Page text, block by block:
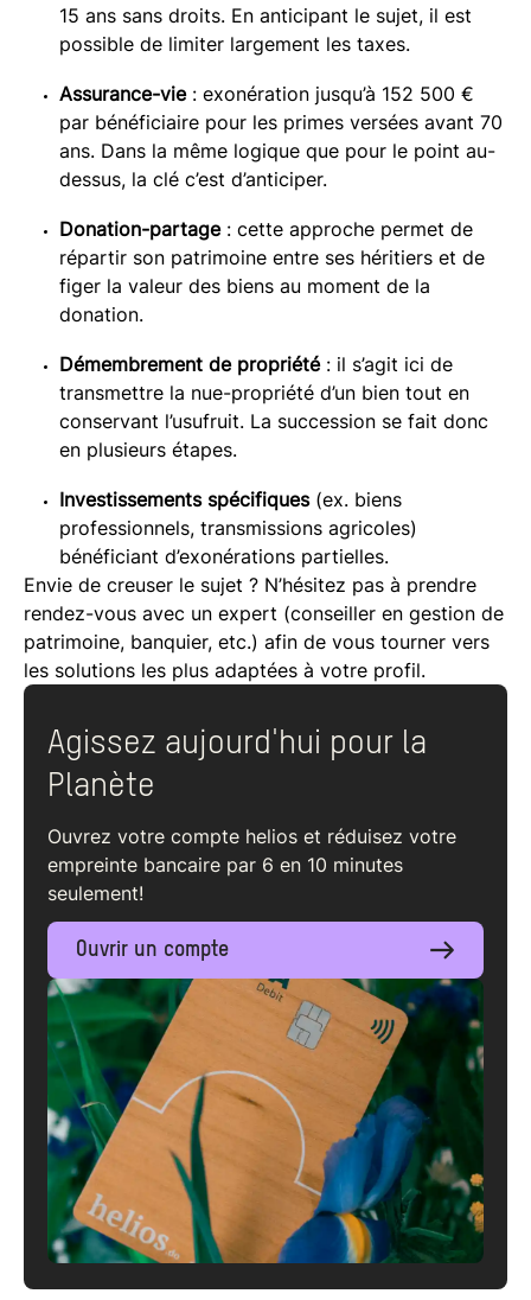
15 ans sans droits. En anticipant le sujet, il est
possible de limiter largement les taxes.
Assurance-vie: exonération jusqu’à 152 500 €
par bénéficiaire pour les primes versées avant 70
ans. Dans la même logique que pour le point au-
dessus, la clé c’est d’anticiper.
Donation-partage: cette approche permet de
répartir son patrimoine entre ses héritiers et de
figer la valeur des biens au moment de la
donation.
Démembrement de propriété: il s’agit ici de
transmettre la nue-propriété d’un bien tout en
conservant l’usufruit. La succession se fait donc
en plusieurs étapes.
Investissements spécifiques(ex. biens
professionnels, transmissions agricoles)
bénéficiant d’exonérations partielles.
Envie de creuser le sujet ? N’hésitez pas à prendre
rendez-vous avec un expert (conseiller en gestion de
patrimoine, banquier, etc.) afin de vous tourner vers
les solutions les plus adaptées à votre profil.
Agissez aujourd'hui pour la
Planète
Ouvrez votre compte helios et réduisez votre
empreinte bancaire par 6 en 10 minutes
seulement!
Ouvrir un compte